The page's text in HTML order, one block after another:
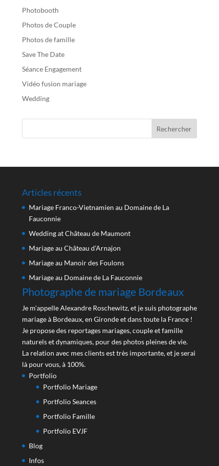
Photobooth
Photos de Couple
Photos de famille
Save The Date
Séance Engagement
Vidéo fusion mariage
Wedding
Articles récents
Mariage Franco-Vietnamien au Domaine de La
Fauconnie
Wedding at Château de Maumont
Mariage au Château d’Arnajon
Mariage au Manoir des Foulons
Mariage au Domaine de La Fauconnie
Photographe de mariage Bordeaux
Je m'appelle Alexandre Roschewitz, et je suis photographe
mariage à Bordeaux, en Gironde et dans toute la France !
Je propose des reportages mariages, couple et famille
naturels et dynamiques, pour des photos pleines de vie.
La relation avec mes clients est très importante, et je serai
là pour vous, à 100%.
Portfolio
Portfolio Mariage
Portfolio Seances
Portfolio Famille
Portfolio EVJF
Blog
Infos